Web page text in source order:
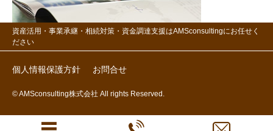
資産活用・事業承継・相続対策・資金調達支援はAMSconsultingにお任せく
ださい
個人情報保護方針 お問合せ
© AMSconsulting株式会社 All rights Reserved.